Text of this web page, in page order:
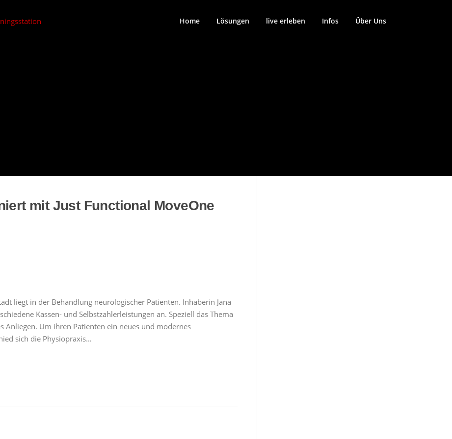
Home Lösungen live erleben Infos Über Uns
mit Just Functional MoveOne
liegt in der Behandlung neurologischer Patienten. Inhaberin Jana
Kassen- und Selbstzahlerleistungen an. Speziell das Thema
Anliegen. Um ihren Patienten ein neues und modernes
sich die Physiopraxis…